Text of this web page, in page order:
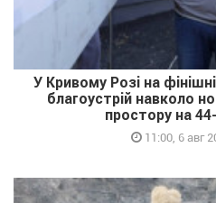
У Кривому Розі на
благоустрій навколо
простору на
11:00, 6 авг